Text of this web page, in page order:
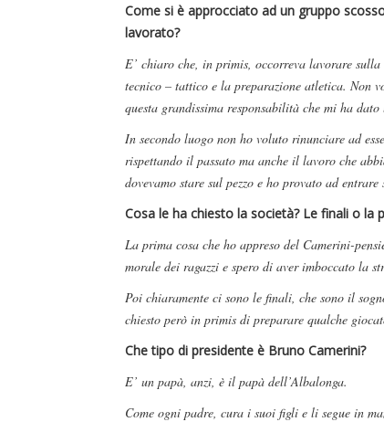
Come si è approcciato ad un gruppo
lavorato?
E’ chiaro che, in primis, occorreva lavorare
tecnico – tattico e la preparazione atletica. Non
questa grandissima responsabilità che mi ha
In secondo luogo non ho voluto rinunciare ad
rispettando il passato ma anche il lavoro che
dovevamo stare sul pezzo e ho provato ad
Cosa le ha chiesto la società? Le finali o la
La prima cosa che ho appreso del Camerini-
morale dei ragazzi e spero di aver imboccato la
Poi chiaramente ci sono le finali, che sono il
chiesto però in primis di preparare qualche
Che tipo di presidente è Bruno Camerini?
E’ un papà, anzi, è il papà dell’Albalonga.
Come ogni padre, cura i suoi figli e li segue in